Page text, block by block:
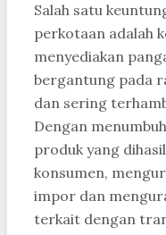
Salah satu
perkotaan adalah
menyediakan
bergantung pada
dan sering
Dengan
produk yang
konsumen,
impor dan
terkait dengan